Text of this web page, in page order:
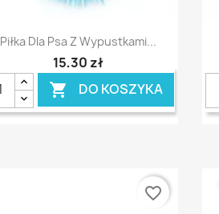
Szybki podgląd
Piłka Dla Psa Z Wypustkami...
15,30 zł
 DO KOSZYKA
favorite_border